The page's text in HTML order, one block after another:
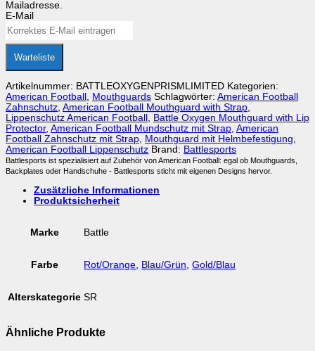
Protector
Prism
Oxygen
Mailadresse.
E-Mail
Warteliste
Artikelnummer: BATTLEOXYGENPRISMLIMITED Kategorien:
American Football Mouthguards Schlagwörter: American Football
Zahnschutz American Football Mouthguard with Strap
Lippenschutz American Football Battle Oxygen Mouthguard with Lip
Protector, American Football Mundschutz mit Strap American
Football Zahnschutz mit Strap Mouthguard mit Helmbefestigung
American Football Lippenschutz Brand: Battlesports
Battlesports ist spezialisiert auf Zubehör von American Football: egal ob Mouthguards,
Backplates oder Handschuhe - Battlesports sticht mit eigenen Designs hervor.
Zusätzliche Informationen
Produktsicherheit
Marke Battle
Farbe Rot/Orange, Blau/Grün, Gold/Blau
Alterskategorie SR
Ähnliche Produkte